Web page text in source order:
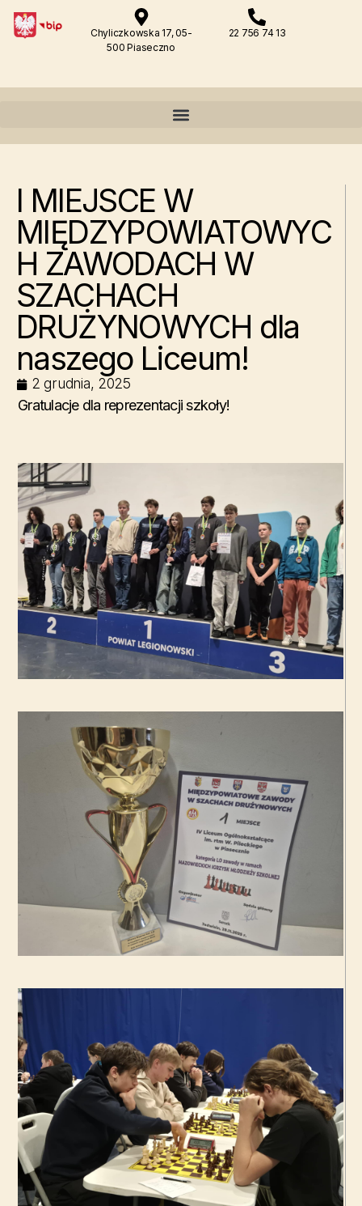
Chyliczkowska 17, 05-
500 Piaseczno
22 756 74 13
I MIEJSCE W
MIĘDZYPOWIATOWYC
H ZAWODACH W
SZACHACH
DRUŻYNOWYCH dla
naszego Liceum!
2 grudnia, 2025
Gratulacje dla reprezentacji szkoły!